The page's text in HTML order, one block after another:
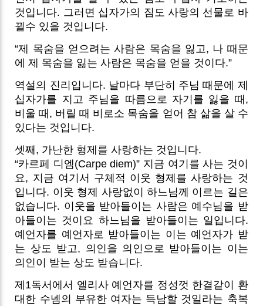
것입니다. 그러면 십자가의 짐도 사랑의 선물로 바
뀔수 있을 것입니다.
“제 목숨을 얻으려는 사람은 목숨을 잃고, 나 때문
에 제 목숨을 잃는 사람은 목숨을 얻을 것이다.”
역설의 진리입니다. 날마다 부단히 주님 때문에 제
십자가를 지고 주님을 따름으로 자기를 잃을 때,
비울 때, 버릴 때 비로소 목숨을 얻어 참 삶을 살 수
있다는 것입니다.
셋째, 가난한 형제를 사랑하는 것입니다.
“카르페 디엠(Carpe diem)” 지금 여기를 사는 것이
요, 지금 여기서 구체적 이웃 형제를 사랑하는 것
입니다. 이웃 형제 사랑없이 하느님께 이르는 길은
없습니다. 이웃을 받아들이는 사람은 예수님을 받
아들이는 것이요 하느님을 받아들이는 일입니다.
예언자를 예언자로 받아들이는 이는 예언자가 받
는 상도 받고, 의인을 의인으로 받아들이는 이는
의인이 받는 상도 받습니다.
제1독서에서 엘리사 예언자를 정성껏 한결같이 환
대한 수넴의 부유한 여자는 득남할 것일라는 축복